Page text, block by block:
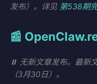
发布）。详见 第538期
📰
⏸️ 无新文章发布。最新
（3月30日）。